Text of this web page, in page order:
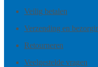
Veilig betalen
Verzending en
Retourneren
Veelgestelde vragen